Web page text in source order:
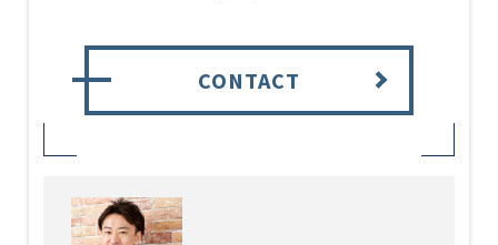
CONTACT